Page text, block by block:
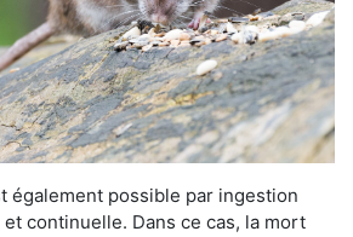
également possible par ingestion
continuelle. Dans ce cas, la mort